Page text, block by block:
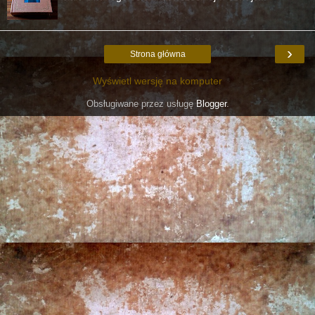
›
Strona główna
Wyświetl wersję na komputer
Obsługiwane przez usługęBlogger.